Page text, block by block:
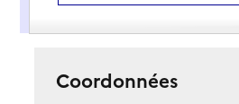
Présentation
Coordonnées